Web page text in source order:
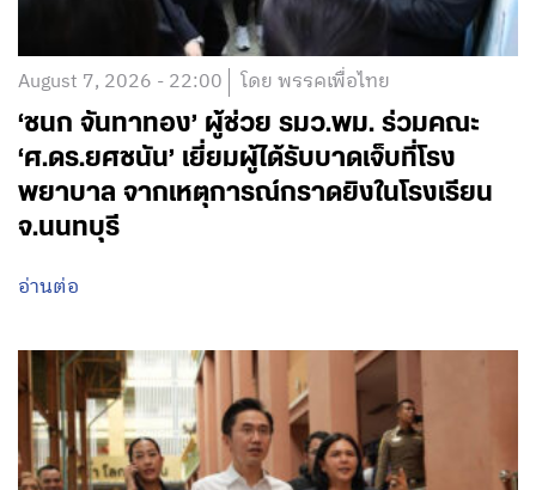
August 7, 2026 - 22:00 โดย พรรคเพื่อไทย
‘ชนก จันทาทอง’ ผู้ช่วย รมว.พม. ร่วมคณะ
‘ศ.ดร.ยศชนัน’ เยี่ยมผู้ได้รับบาดเจ็บที่โรง
พยาบาล จากเหตุการณ์กราดยิงในโรงเรียน
จ.นนทบุรี
อ่านต่อ